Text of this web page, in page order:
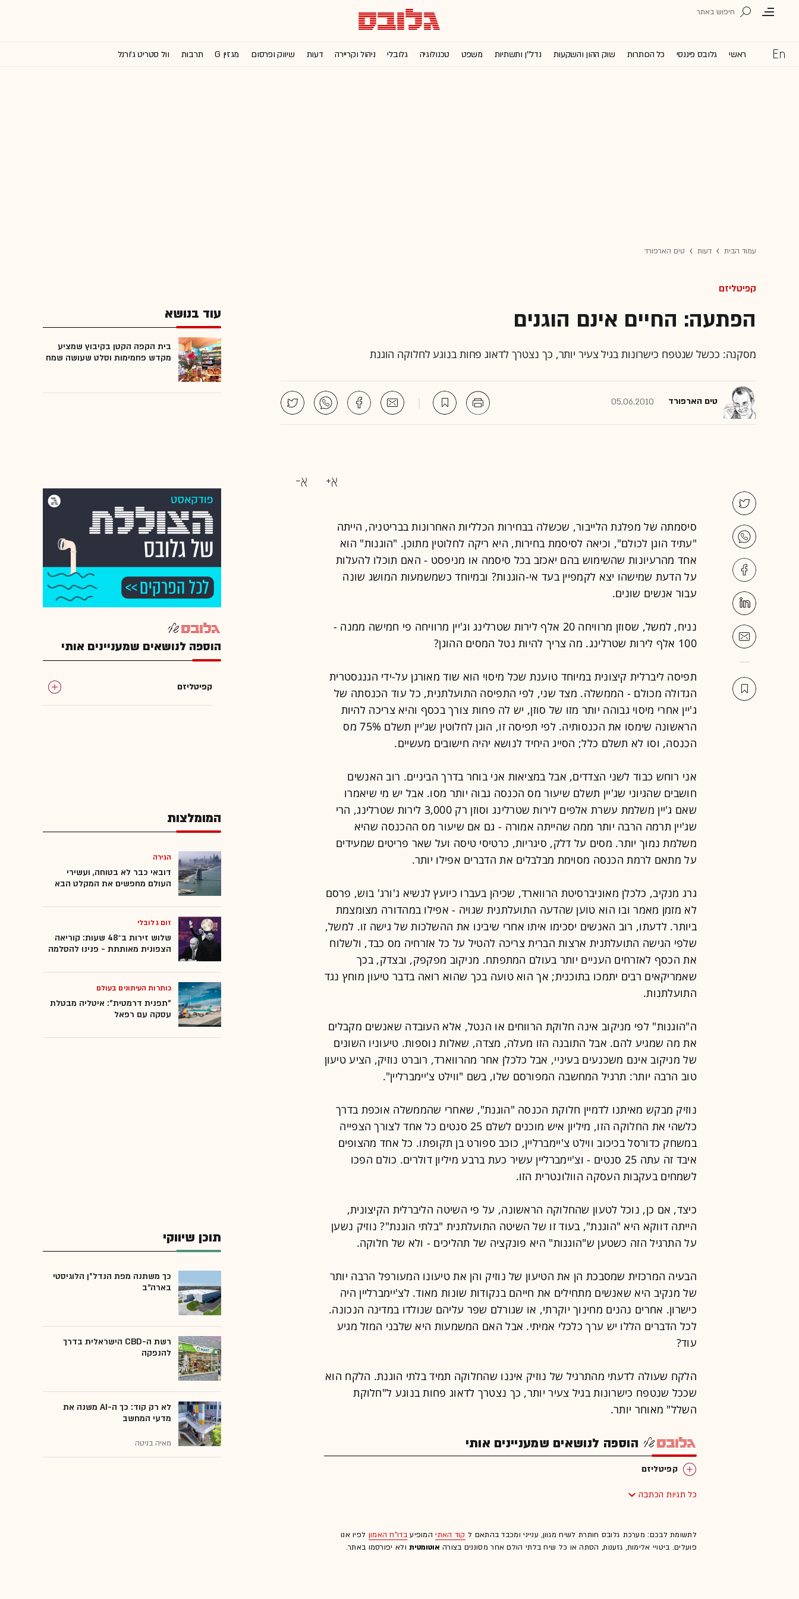
ראשי גלובס פיננסי כל הכותרות שוק ההון והשקעות נדל''ן ותשתיות משפט טכנולוגיה גלובלי ניהול וקריירה דעות שיווק ופרסום מגזין G תרבות וול סטריט ג'ורנל
עמוד הבית דעות טים הארפורד
קפיטליזם
הפתעה: החיים אינם הוגנים
מסקנה: ככשל שנטפח כישרונות בגיל צעיר יותר, כך נצטרך לדאוג פחות בנוגע לחלוקה הוגנת
טים הארפורד 05.06.2010
סיסמתה של מפלגת הלייבור, שכשלה בבחירות הכלליות האחרונות בבריטניה, הייתה
"עתיד הוגן לכולם", וכיאה לסיסמת בחירות, היא ריקה לחלוטין מתוכן. "הוגנות" הוא
אחד מהרעיונות שהשימוש בהם יאכזב בכל סיסמה או מניפסט - האם תוכלו להעלות
על הדעת שמישהו יצא לקמפיין בעד אי-הוגנות? ובמיוחד כשמשמעות המושג שונה
עבור אנשים שונים.
נניח, למשל, שסוזן מרוויחה 20 אלף לירות שטרלינג וג'יין מרוויחה פי חמישה ממנה -
100 אלף לירות שטרלינג. מה צריך להיות נטל המסים ההוגן?
תפיסה ליברלית קיצונית במיוחד טוענת שכל מיסוי הוא שוד מאורגן על-ידי הגנגסטרית
הגדולה מכולם - הממשלה. מצד שני, לפי התפיסה התועלתנית, כל עוד הכנסתה של
ג'יין אחרי מיסוי גבוהה יותר מזו של סוזן, יש לה פחות צורך בכסף והיא צריכה להיות
הראשונה שימסו את הכנסותיה. לפי תפיסה זו, הוגן לחלוטין שג'יין תשלם 75% מס
הכנסה, וסו לא תשלם כלל; הסייג היחיד לנושא יהיה חישובים מעשיים.
אני רוחש כבוד לשני הצדדים, אבל במציאות אני בוחר בדרך הביניים. רוב האנשים
חושבים שהגיוני שג'יין תשלם שיעור מס הכנסה גבוה יותר מסו. אבל יש מי שיאמרו
שאם ג'יין משלמת עשרת אלפים לירות שטרלינג וסוזן רק 3,000 לירות שטרלינג, הרי
שג'יין תרמה הרבה יותר ממה שהייתה אמורה - גם אם שיעור מס ההכנסה שהיא
משלמת נמוך יותר. מסים על דלק, סיגריות, כרטיסי טיסה ועל שאר פריטים שמעידים
על מתאם לרמת הכנסה מסוימת מבלבלים את הדברים אפילו יותר.
גרג מנקיב, כלכלן מאוניברסיטת הרווארד, שכיהן בעברו כיועץ לנשיא ג'ורג' בוש, פרסם
לא מזמן מאמר ובו הוא טוען שהדעה התועלתנית שגויה - אפילו במהדורה מצומצמת
ביותר. לדעתו, רוב האנשים יסכימו איתו אחרי שיבינו את ההשלכות של גישה זו. למשל,
שלפי הגישה התועלתנית ארצות הברית צריכה להטיל על כל אזרחיה מס כבד, ולשלוח
את הכסף לאזרחים העניים יותר בעולם המתפתח. מניקוב מפקפק, ובצדק, בכך
שאמריקאים רבים יתמכו בתוכנית; אך הוא טועה בכך שהוא רואה בדבר טיעון מוחץ נגד
התועלתנות.
ה"הוגנות" לפי מניקוב אינה חלוקת הרווחים או הנטל, אלא העובדה שאנשים מקבלים
את מה שמגיע להם. אבל התובנה הזו מעלה, מצדה, שאלות נוספות. טיעוניו השונים
של מניקוב אינם משכנעים בעיניי, אבל כלכלן אחר מהרווארד, רוברט נוזיק, הציע טיעון
טוב הרבה יותר: תרגיל המחשבה המפורסם שלו, בשם "ווילט צ'יימברליין".
נוזיק מבקש מאיתנו לדמיין חלוקת הכנסה "הוגנת", שאחרי שהממשלה אוכפת בדרך
כלשהי את החלוקה הזו, מיליון איש מוכנים לשלם 25 סנטים כל אחד לצורך הצפייה
במשחק כדורסל בכיכוב ווילט צ'יימברליין, כוכב ספורט בן תקופתו. כל אחד מהצופים
איבד זה עתה 25 סנטים - וצ'יימברליין עשיר כעת ברבע מיליון דולרים. כולם הפכו
לשמחים בעקבות העסקה הוולונטרית הזו.
כיצד, אם כן, נוכל לטעון שהחלוקה הראשונה, על פי השיטה הליברלית הקיצונית,
הייתה דווקא היא "הוגנת", בעוד זו של השיטה התועלתנית "בלתי הוגנת"? נוזיק נשען
על התרגיל הזה כשטען ש"הוגנות" היא פונקציה של תהליכים - ולא של חלוקה.
הבעיה המרכזית שמסבכת הן את הטיעון של נוזיק והן את טיעונו המעורפל הרבה יותר
של מנקיב היא שאנשים מתחילים את חייהם בנקודות שונות מאוד. לצ'יימברליין היה
כישרון. אחרים נהנים מחינוך יוקרתי, או שגורלם שפר עליהם שנולדו במדינה הנכונה.
לכל הדברים הללו יש ערך כלכלי אמיתי. אבל האם המשמעות היא שלבני המזל מגיע
עוד?
הלקח שעולה לדעתי מהתרגיל של נוזיק איננו שהחלוקה תמיד בלתי הוגנת. הלקח הוא
שככל שנטפח כישרונות בגיל צעיר יותר, כך נצטרך לדאוג פחות בנוגע ל"חלוקת
השלל" מאוחר יותר.
הוספה לנושאים שמעניינים אותי
קפיטליזם
כל תגיות הכתבה
לתשומת לבכם: מערכת גלובס חותרת לשיח מגוון, ענייני ומכבד בהתאם ל קוד האתיהמופיעבדו"ח האמון לפיו אנו
פועלים. ביטויי אלימות, גזענות, הסתה או כל שיח בלתי הולם אחר מסוננים בצורה אוטומטיתולא יפורסמו באתר.
עוד בנושא
בית הקפה הקטן בקיבוץ שמציע
מקדש פחמימות וסלט שעושה שמח
הוספה לנושאים שמעניינים אותי
קפיטליזם
המומלצות
הגירה
דובאי כבר לא בטוחה, ועשירי
העולם מחפשים את המקלט הבא
זום גלובלי
שלוש זירות ב־48 שעות: קוריאה
הצפונית מאותתת - פנינו להסלמה
כותרות העיתונים בעולם
"תפנית דרמטית": איטליה מבטלת
עסקה עם רפאל
תוכן שיווקי
כך משתנה מפת הנדל"ן הלוגיסטי
בארה"ב
רשת ה-CBD הישראלית בדרך
להנפקה
לא רק קוד: כך ה-AI משנה את
מדעי המחשב
מאיה בניטה